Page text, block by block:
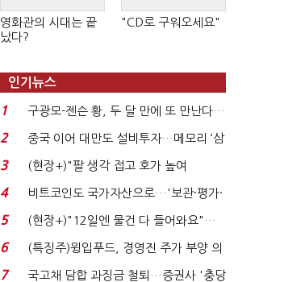
영화관의 시대는 끝
났다?
"CD로 구워오세요"
인기뉴스
1
구광모-젠슨 황, 두 달 만에 또 만난다…
로봇·AI 등 논...
2
중국 이어 대만도 설비투자…메모리 ‘삼
국전쟁’
3
(현장+)"팔 생각 접고 호가 높여
요"…'덜 똘똘한 한 채' 20...
4
비트코인도 국가자산으로…'보관·평가·
처분' 기준은 ...
5
(현장+)"12일엔 물건 다 들어와요"…
빈 매대 채우며 문 연 ...
6
(특징주)윙입푸드, 경영진 주가 부양 의
지에 상한가...
7
국고채 담합 과징금 철퇴…증권사 '충당